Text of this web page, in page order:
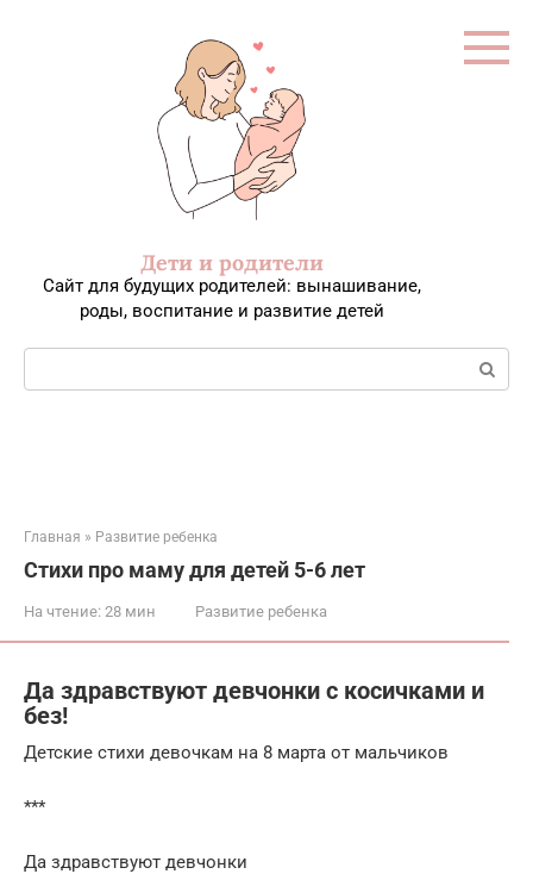
Дети и родители
Сайт для будущих родителей: вынашивание,
роды, воспитание и развитие детей
Поиск:
Главная » Развитие ребенка
Стихи про маму для детей 5-6 лет
На чтение: 28 мин Развитие ребенка
Да здравствуют девчонки с косичками и
без!
Детские стихи девочкам на 8 марта от мальчиков
***
Да здравствуют девчонки